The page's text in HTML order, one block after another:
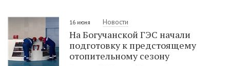
16 июня Новости
На Богучанской ГЭС начали
подготовку к предстоящему
отопительному сезону